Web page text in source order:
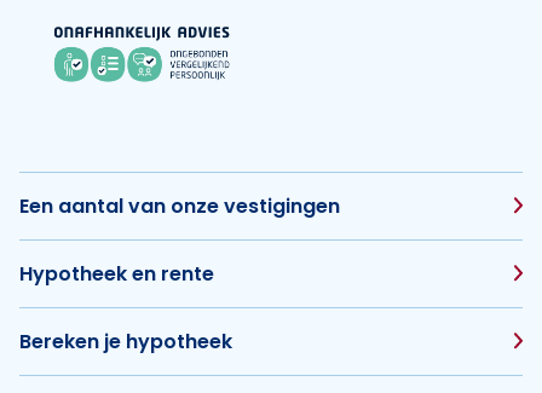
Een aantal van onze vestigingen
Hypotheek en rente
Bereken je hypotheek